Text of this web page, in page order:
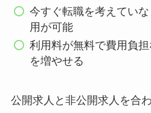
今すぐ転職を考えてい
用が可能
利用料が無料で費用負
を増やせる
公開求人と非公開求人を合